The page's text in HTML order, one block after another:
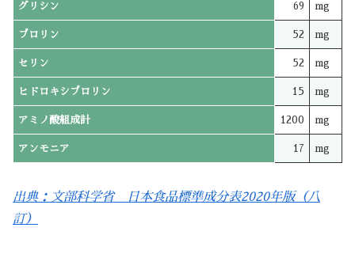
グリシン 69 mg
プロリン 52 mg
セリン 52 mg
ヒドロキシプロリン 15 mg
アミノ酸組成計 1200 mg
アンモニア 17 mg
出典：文部科学省 日本食品標準成分表2020年版（八
訂）